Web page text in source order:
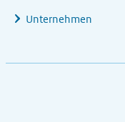
Unternehmen